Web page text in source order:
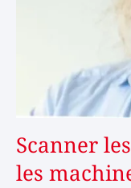
Scanner
les